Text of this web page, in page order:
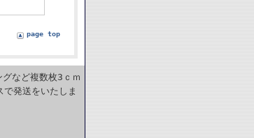
page top
など複数枚3ｃｍ
発送をいたしま